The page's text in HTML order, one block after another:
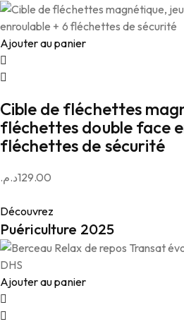
Ajouter au panier
Cible de fléchettes
fléchettes double face
fléchettes de sécurité
129.00د.م.
Découvrez
Puériculture 2025
Ajouter au panier